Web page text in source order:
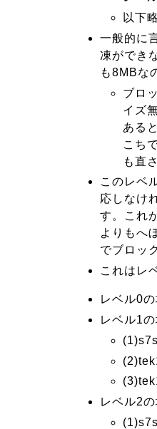
以下略
一般的に
凍ができ
も8MBな
ブロ
イズ
ある
こち
も直
このレベ
応しなけ
す。これ
よりもへ
でブロッ
これはレ
レベル0
レベル1
レベル2